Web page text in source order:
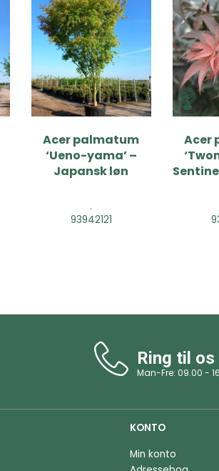
Acer palmatum
‘Ueno-yama’ –
Japansk løn
.
93942121
Acer
Ring til os
Man-Fre: 09.00 -
KONTO
Min konto